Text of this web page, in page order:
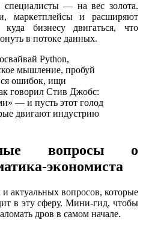
специалисты — на вес золота.
маркетплейсы и расширяют
бизнесу двигаться, что
в потоке данных.
Python,
мышление, пробуй
ошибок, ищи
говорил Стив Джобс:
— и пусть этот голод
двигают индустрию
вопросы о
экономиста
актуальных вопросов, которые
в эту сферу. Мини-гид, чтобы
дров в самом начале.